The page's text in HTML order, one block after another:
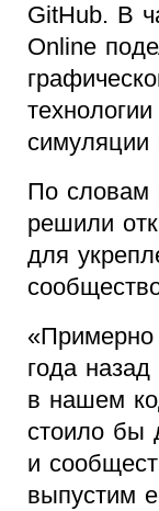
GitHub. В
Online
симуляции
По словам
решили
для
года
в нашем
стоило бы
и
выпустим